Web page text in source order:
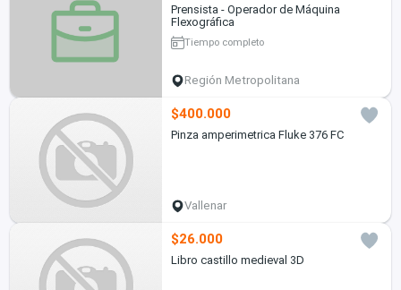
Prensista - Operador de Máquina
Flexográfica
Tiempo completo
Región Metropolitana
$400.000
Pinza amperimetrica Fluke 376 FC
Vallenar
$26.000
Libro castillo medieval 3D